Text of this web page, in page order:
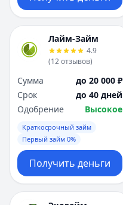
Лайм-Займ
4.9
(12отзывов)
Сумма
до 20 000 ₽
Срок
до 40 дней
Одобрение
Высокое
Краткосрочный займ
Первый займ 0%
Получить деньги